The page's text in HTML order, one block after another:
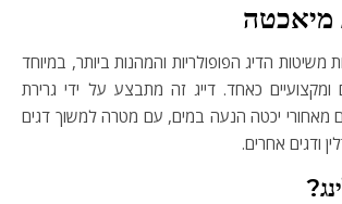
מיאכטה
ומקצועיים כאחד. דייג זה מתבצע על ידי גרירת
מאחורי יכטה הנעה במים, עם מטרה למשוך דגים
ודגים אחרים.